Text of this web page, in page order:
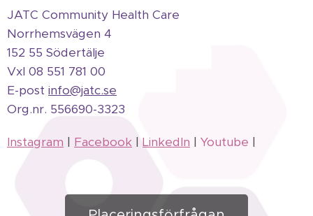
JATC Community Health Care
Norrhemsvägen 4
152 55 Södertälje
Vxl 08 551 781 00
E-post info@jatc.se
Org.nr. 556690-3323
Instagram | Facebook | LinkedIn | Youtube |